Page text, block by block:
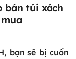
bán túi xách
bạn sẽ bị cuốn